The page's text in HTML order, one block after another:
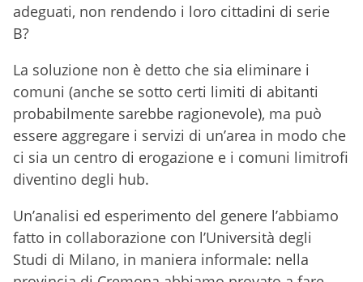
adeguati, non rendendo i loro cittadini di serie
B?
La soluzione non è detto che sia eliminare i
comuni (anche se sotto certi limiti di abitanti
probabilmente sarebbe ragionevole), ma può
essere aggregare i servizi di un’area in modo che
ci sia un centro di erogazione e i comuni limitrofi
diventino degli hub.
Un’analisi ed esperimento del genere l’abbiamo
fatto in collaborazione con l’Università degli
Studi di Milano, in maniera informale: nella